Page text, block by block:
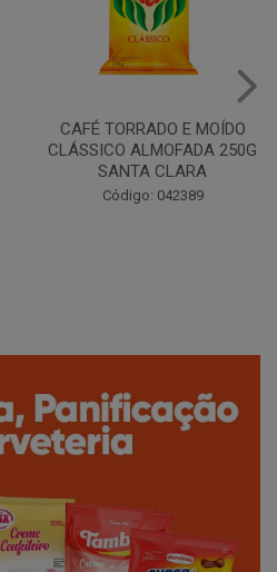
CAFÉ TORRADO E MOÍDO
CLÁSSICO ALMOFADA 250G
SANTA CLARA
Código: 042389